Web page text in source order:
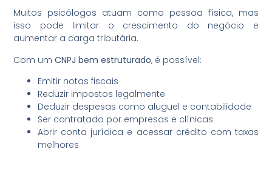
Muitos psicólogos atuam como pessoa física, mas
isso pode limitar o crescimento do negócio e
aumentar a carga tributária.
Com umCNPJ bem estruturado, é possível:
Emitir notas fiscais
Reduzir impostos legalmente
Deduzir despesas como aluguel e contabilidade
Ser contratado por empresas e clínicas
Abrir conta jurídica e acessar crédito com taxas
melhores